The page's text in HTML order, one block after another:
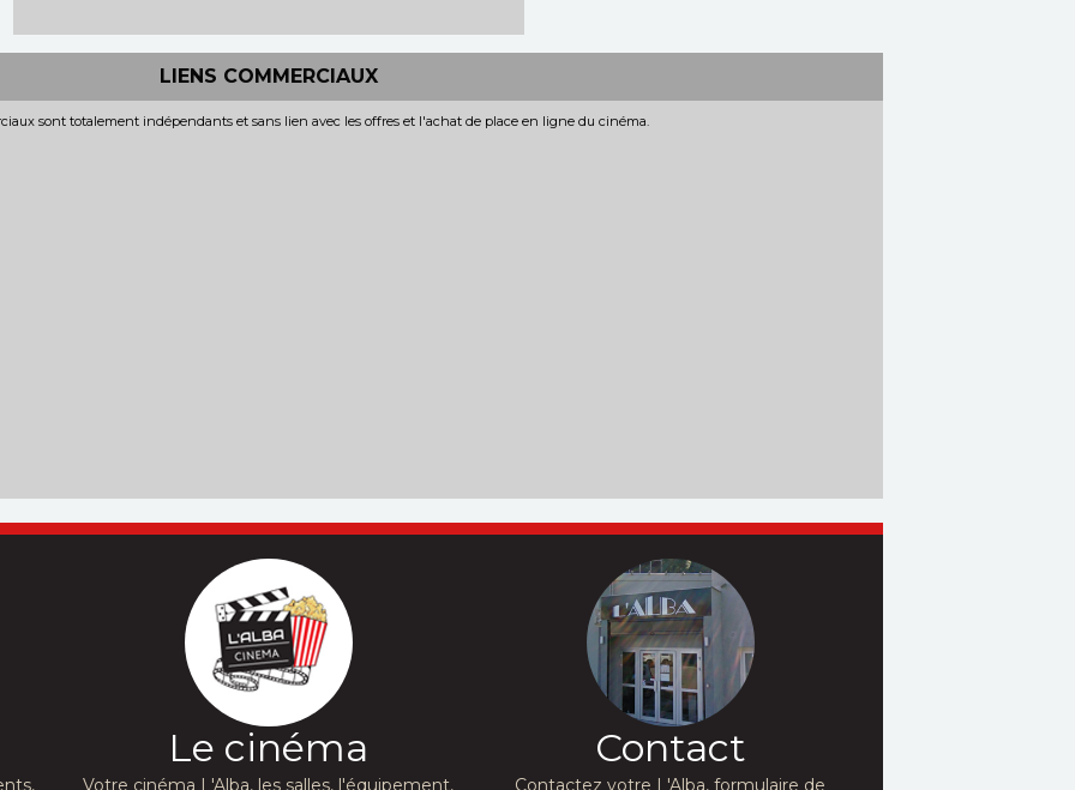
LIENS COMMERCIAUX
sont totalement indépendants et sans lien avec les offres et l'achat de place en ligne du cinéma.
Le cinéma
Votre cinéma L'Alba, les salles, l'équipement,
Contact
Contactez votre L'Alba, formulaire de